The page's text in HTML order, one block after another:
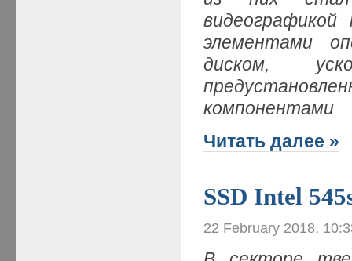
элементами
диском,
компонентами
Читать далее »
SSD Intel
22 February 2018,